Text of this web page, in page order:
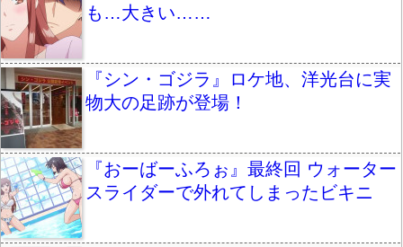
も…大きい……
『シン・ゴジラ』ロケ地、洋光台に実
物大の足跡が登場！
『おーばーふろぉ』最終回 ウォーター
スライダーで外れてしまったビキニ